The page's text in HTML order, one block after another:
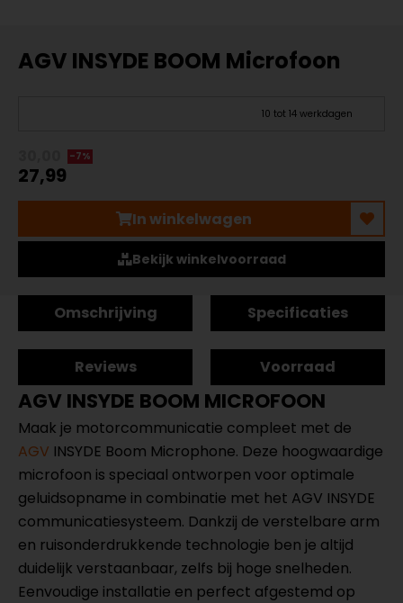
AGV INSYDE BOOM Microfoon
10 tot 14 werkdagen
-7%
27,99
In winkelwagen
Bekijk winkelvoorraad
Omschrijving Specificaties
Reviews Voorraad
AGV INSYDE BOOM MICROFOON
Maak je motorcommunicatie compleet met de
AGV INSYDE Boom Microphone. Deze hoogwaardige
microfoon is speciaal ontworpen voor optimale
geluidsopname in combinatie met het AGV INSYDE
communicatiesysteem. Dankzij de verstelbare arm
en ruisonderdrukkende technologie ben je altijd
duidelijk verstaanbaar, zelfs bij hoge snelheden.
Eenvoudige installatie en perfect afgestemd op